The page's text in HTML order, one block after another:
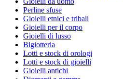
Perline sfuse
Gioielli etnici e tribali
Gioielli per il corpo
Gioielli di lusso
Bigiotteria
Lotti e stock di orologi
Lotti e stock di gioielli
Gioielli antichi